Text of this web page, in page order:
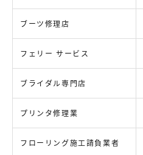
ブーツ修理店
フェリー サービス
ブライダル専門店
プリンタ修理業
フローリング施工請負業者